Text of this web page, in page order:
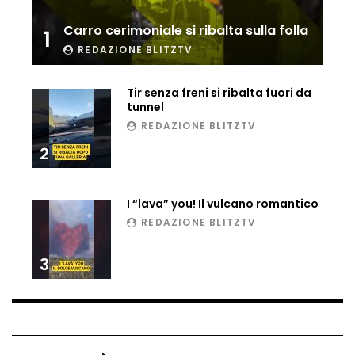
Ucraina, ecco come gli F16 intercettano
i droni russi
Tir bloccato sul passaggio a livello:
treno lo distrugge
all’improvviso
Auto fuori controllo in Guatemala,
1 Carro cerimoniale si ribalta sulla folla
REDAZIONE BLITZTV
2
Tir senza freni si ribalta fuori da
tunnel
REDAZIONE BLITZTV
3
I “lava” you! Il vulcano romantico
REDAZIONE BLITZTV